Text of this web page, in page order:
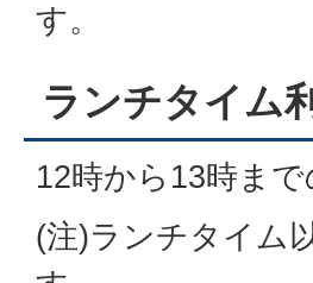
す。
ランチタイム
12時から13時ま
(注)ランチタイム